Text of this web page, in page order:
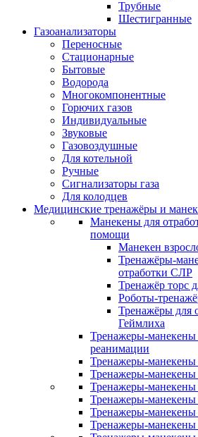
Трубные
Шестигранные
Газоанализаторы
Переносные
Стационарные
Бытовые
Водорода
Многокомпонентные
Горючих газов
Индивидуальные
Звуковые
Газовоздушные
Для котельной
Ручные
Сигнализаторы газа
Для колодцев
Медицинские тренажёры и
Манекены для
помощи
Манекен
Тренажёры-
отработки СЛР
Тренажёр торс
Роботы-
Тренажёры для
Геймлиха
Тренажеры-манекены
реанимации
Тренажеры-манекены
Тренажеры-
Тренажеры-
Тренажеры-манекены
Тренажеры-манекены
Тренажеры-